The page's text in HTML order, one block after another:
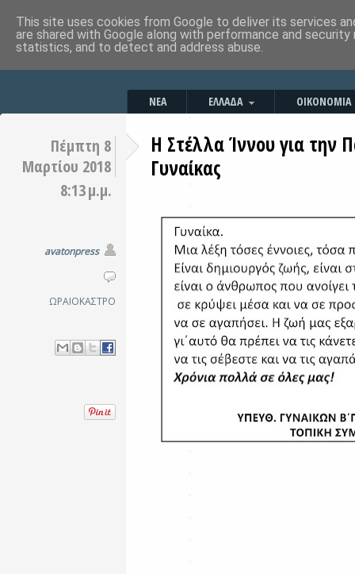
ΝΕΑ ΕΛΛΑΔΑ ΟΙΚΟΝΟΜΙΑ
Πέμπτη 8
Μαρτίου 2018
8:13 μ.μ.
avatonpress
ΩΡΑΙΟΚΑΣΤΡΟ
Η Στέλλα Ίννου για την
Γυναίκας
This site uses cookies from Google to deliver its services
are shared with Google along with performance and
statistics, and to detect and address abuse.